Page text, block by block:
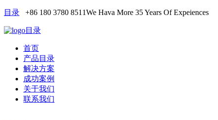
目录 +86 180 3780 8511We Hava More 35 Years Of Expeiences
目录
首页
产品目录
解决方案
成功案例
关于我们
联系我们